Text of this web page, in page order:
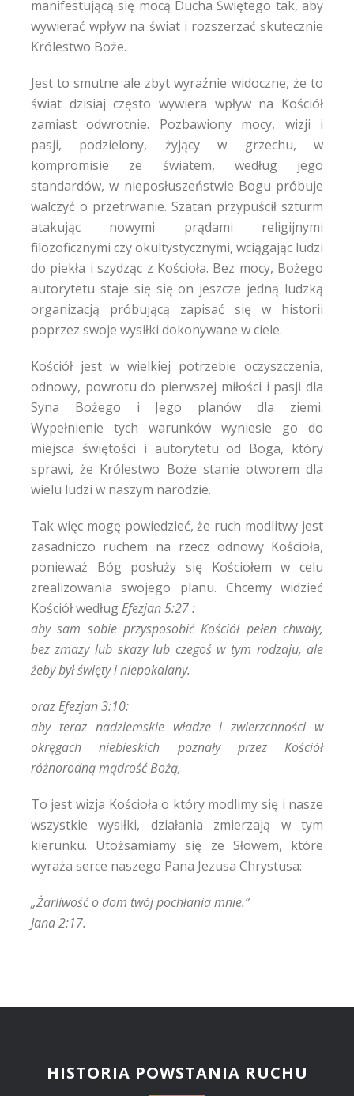
manifestującą się mocą Ducha Świętego tak, aby
wywierać wpływ na świat i rozszerzać skutecznie
Królestwo Boże.
Jest to smutne ale zbyt wyraźnie widoczne, że to
świat dzisiaj często wywiera wpływ na Kościół
zamiast odwrotnie. Pozbawiony mocy, wizji i
pasji, podzielony, żyjący w grzechu, w
kompromisie ze światem, według jego
standardów, w nieposłuszeństwie Bogu próbuje
walczyć o przetrwanie. Szatan przypuścił szturm
atakując nowymi prądami religijnymi
filozoficznymi czy okultystycznymi, wciągając ludzi
do piekła i szydząc z Kościoła. Bez mocy, Bożego
autorytetu staje się się on jeszcze jedną ludzką
organizacją próbującą zapisać się w historii
poprzez swoje wysiłki dokonywane w ciele.
Kościół jest w wielkiej potrzebie oczyszczenia,
odnowy, powrotu do pierwszej miłości i pasji dla
Syna Bożego i Jego planów dla ziemi.
Wypełnienie tych warunków wyniesie go do
miejsca świętości i autorytetu od Boga, który
sprawi, że Królestwo Boże stanie otworem dla
wielu ludzi w naszym narodzie.
Tak więc mogę powiedzieć, że ruch modlitwy jest
zasadniczo ruchem na rzecz odnowy Kościoła,
ponieważ Bóg posłuży się Kościołem w celu
zrealizowania swojego planu. Chcemy widzieć
Kościół wedługEfezjan 5:27 :
aby sam sobie przysposobić Kościół pełen chwały,
bez zmazy lub skazy lub czegoś w tym rodzaju, ale
żeby był święty i niepokalany.
oraz Efezjan 3:10:
aby teraz nadziemskie władze i zwierzchności w
okręgach niebieskich poznały przez Kościół
różnorodną mądrość Bożą,
To jest wizja Kościoła o który modlimy się i nasze
wszystkie wysiłki, działania zmierzają w tym
kierunku. Utożsamiamy się ze Słowem, które
wyraża serce naszego Pana Jezusa Chrystusa:
„Żarliwość o dom twój pochłania mnie.”
Jana 2:17.
HISTORIA POWSTANIA RUCHU